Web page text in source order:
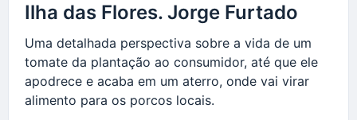
O topo do ranking apresenta ainda alegações de
que as vacinas causariamalteração do DNA ,
"câncer turbo“,infertilidade,autismo eaborto .
Tudo isso também foi desmentido peloVerifica
..."
Ilha das Flores. Jorge Furtado
Uma detalhada perspectiva sobre a vida de um
tomate da plantação ao consumidor, até que ele
apodrece e acaba em um aterro, onde vai virar
alimento para os porcos locais.